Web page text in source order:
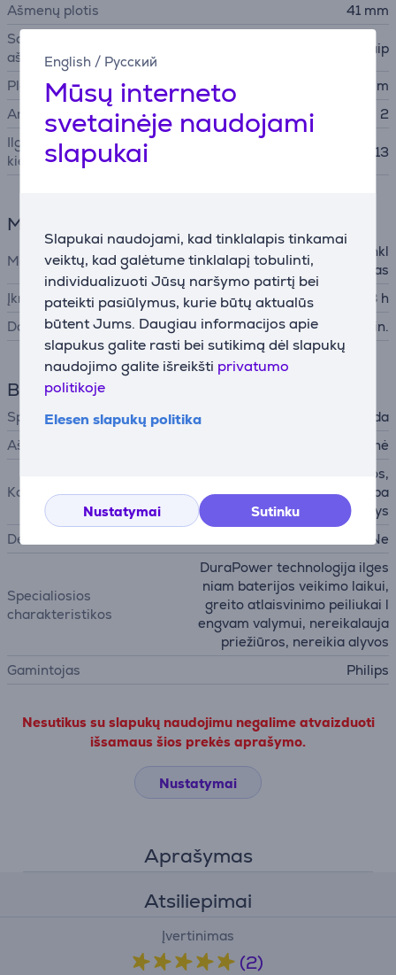
English / Русский
Mūsų interneto
svetainėje naudojami
slapukai
Slapukai naudojami, kad tinklalapis tinkamai
veiktų, kad galėtume tinklalapį tobulinti,
individualizuoti Jūsų naršymo patirtį bei
pateikti pasiūlymus, kurie būtų aktualūs
būtent Jums. Daugiau informacijos apie
slapukus galite rasti bei sutikimą dėl slapukų
naudojimo galite išreikšti privatumo
politikoje
Elesen slapukų politika
Nustatymai Sutinku
Ašmenų plotis
41 mm
Savaime apsigalandantys
ašmenys
Taip
Plaukų ilgis po kirpimo
0,5–23 mm
Antgalių kiekis
2
Ilgio reguliavimo pozicijų
kiekis
13
Maitinimas
Maitinimo šaltinis
Akumuliatorius, Elektros tinkl
as
Įkrovimo laikas
8 h
Darbo laikas
45 min.
Bendri parametrai
Spalva
Pilka, Juoda
Ašmenų medžiaga
metalinė
Komplekte yra
reguliuojamos plaukų šukos,
papildomai reguliuojamos ba
rzdos šukos, valymo šepetys
Dėklas
Ne
Specialiosios
charakteristikos
DuraPower technologija ilges
niam baterijos veikimo laikui,
greito atlaisvinimo peiliukai l
engvam valymui, nereikalauja
priežiūros, nereikia alyvos
Gamintojas
Philips
Nesutikus su slapukų naudojimu negalime atvaizduoti
išsamaus šios prekės aprašymo.
Nustatymai
Aprašymas
Atsiliepimai
Įvertinimas
(2)